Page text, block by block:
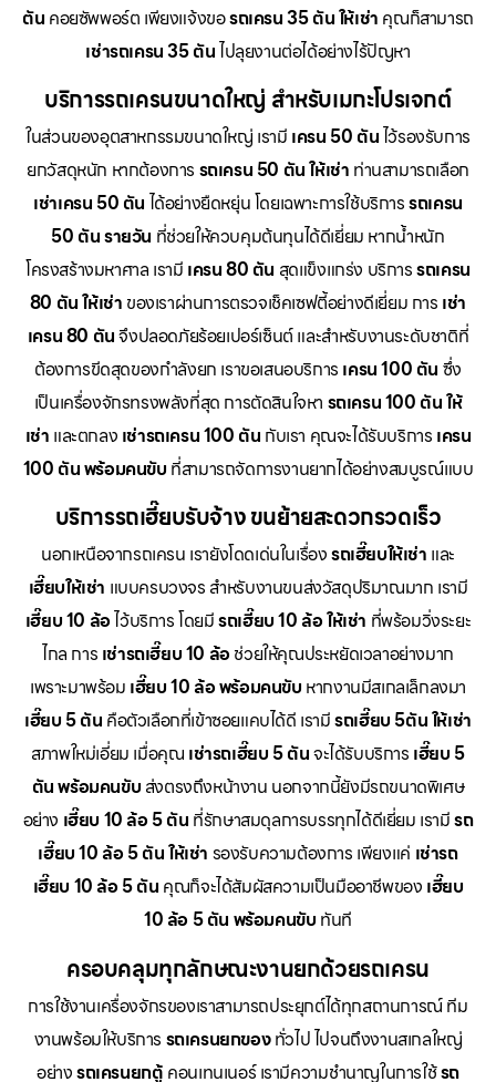
ตัน คอยซัพพอร์ต เพียงแจ้งขอรถเครน 35 ตัน ให้เช่า คุณก็สามารถ
เช่ารถเครน 35 ตันไปลุยงานต่อได้อย่างไร้ปัญหา
บริการรถเครนขนาดใหญ่ สำหรับเมกะโปรเจกต์
ในส่วนของอุตสาหกรรมขนาดใหญ่ เรามี เครน 50 ตันไว้รองรับการ
ยกวัสดุหนัก หากต้องการ รถเครน 50 ตัน ให้เช่า ท่านสามารถเลือก
เช่าเครน 50 ตัน ได้อย่างยืดหยุ่น โดยเฉพาะการใช้บริการรถเครน
50 ตัน รายวัน ที่ช่วยให้ควบคุมต้นทุนได้ดีเยี่ยม หากน้ำหนัก
โครงสร้างมหาศาล เรามี เครน 80 ตัน สุดแข็งแกร่ง บริการรถเครน
80 ตัน ให้เช่า ของเราผ่านการตรวจเช็คเซฟตี้อย่างดีเยี่ยม การ เช่า
เครน 80 ตันจึงปลอดภัยร้อยเปอร์เซ็นต์ และสำหรับงานระดับชาติที่
ต้องการขีดสุดของกำลังยก เราขอเสนอบริการ เครน 100 ตัน ซึ่ง
เป็นเครื่องจักรทรงพลังที่สุด การตัดสินใจหา รถเครน 100 ตัน ให้
เช่า และตกลง เช่ารถเครน 100 ตัน กับเรา คุณจะได้รับบริการ เครน
100 ตัน พร้อมคนขับ ที่สามารถจัดการงานยากได้อย่างสมบูรณ์แบบ
บริการรถเฮี๊ยบรับจ้าง ขนย้ายสะดวกรวดเร็ว
นอกเหนือจากรถเครน เรายังโดดเด่นในเรื่องรถเฮี๊ยบให้เช่า และ
เฮี๊ยบให้เช่า แบบครบวงจร สำหรับงานขนส่งวัสดุปริมาณมาก เรามี
เฮี๊ยบ 10 ล้อไว้บริการ โดยมีรถเฮี๊ยบ 10 ล้อ ให้เช่า ที่พร้อมวิ่งระยะ
ไกล การ เช่ารถเฮี๊ยบ 10 ล้อช่วยให้คุณประหยัดเวลาอย่างมาก
เพราะมาพร้อม เฮี๊ยบ 10 ล้อ พร้อมคนขับ หากงานมีสเกลเล็กลงมา
เฮี๊ยบ 5 ตัน คือตัวเลือกที่เข้าซอยแคบได้ดี เรามีรถเฮี๊ยบ 5ตัน ให้เช่า
สภาพใหม่เอี่ยม เมื่อคุณ เช่ารถเฮี๊ยบ 5 ตันจะได้รับบริการ เฮี๊ยบ 5
ตัน พร้อมคนขับ ส่งตรงถึงหน้างาน นอกจากนี้ยังมีรถขนาดพิเศษ
อย่าง เฮี๊ยบ 10 ล้อ 5 ตัน ที่รักษาสมดุลการบรรทุกได้ดีเยี่ยม เรามีรถ
เฮี๊ยบ 10 ล้อ 5 ตัน ให้เช่า รองรับความต้องการ เพียงแค่ เช่ารถ
เฮี๊ยบ 10 ล้อ 5 ตัน คุณก็จะได้สัมผัสความเป็นมืออาชีพของ เฮี๊ยบ
10 ล้อ 5 ตัน พร้อมคนขับ ทันที
ครอบคลุมทุกลักษณะงานยกด้วยรถเครน
การใช้งานเครื่องจักรของเราสามารถประยุกต์ได้ทุกสถานการณ์ ทีม
งานพร้อมให้บริการ รถเครนยกของทั่วไป ไปจนถึงงานสเกลใหญ่
อย่างรถเครนยกตู้ คอนเทนเนอร์ เรามีความชำนาญในการใช้รถ